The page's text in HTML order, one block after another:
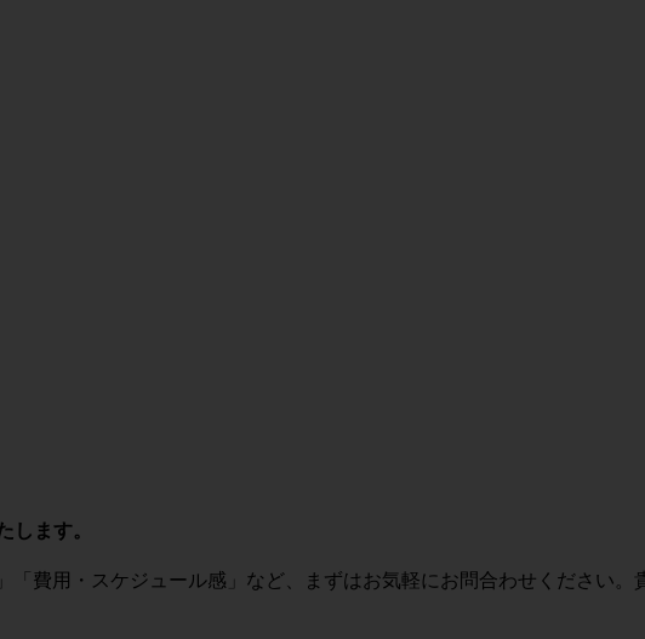
ます。
「費用・スケジュール感」など、まずはお気軽にお問合わせください